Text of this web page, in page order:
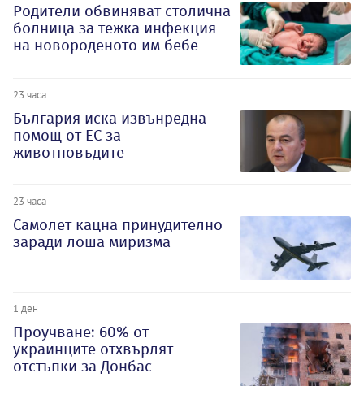
Родители обвиняват столична
болница за тежка инфекция
на новороденото им бебе
23 часа
България иска извънредна
помощ от ЕС за
животновъдите
23 часа
Самолет кацна принудително
заради лоша миризма
1 ден
Проучване: 60% от
украинците отхвърлят
отстъпки за Донбас